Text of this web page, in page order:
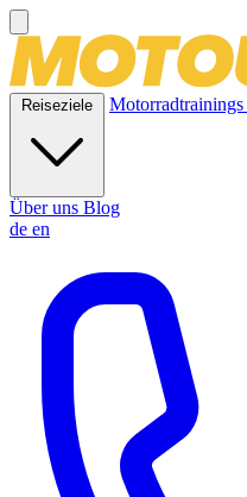
Reiseziele Motorradtrainings
Über uns Blog
de en